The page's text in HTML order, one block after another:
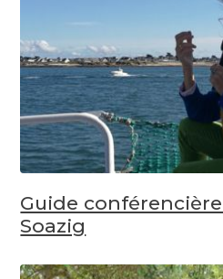
Guide
Soazig